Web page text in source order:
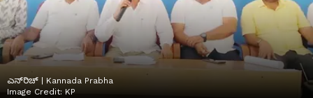
ಎನ್‌ರಿಚ್ | Kannada Prabha
Image Credit: KP